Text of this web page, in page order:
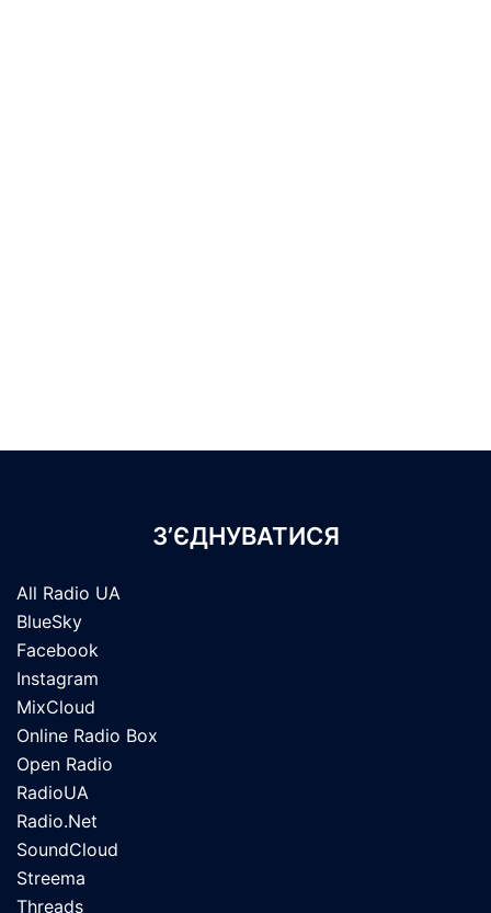
З’ЄДНУВАТИСЯ
All Radio UA
BlueSky
Facebook
Instagram
MixCloud
Online Radio Box
Open Radio
RadioUA
Radio.Net
SoundCloud
Streema
Threads